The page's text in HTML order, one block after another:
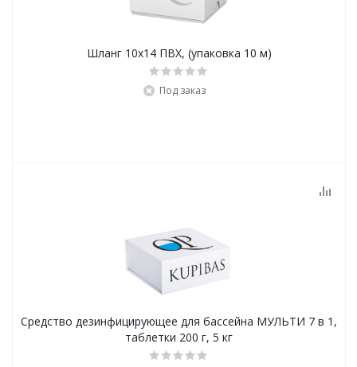
Шланг 10х14 ПВХ, (упаковка 10 м)
Под заказ
Средство дезинфицирующее для бассейна МУЛЬТИ 7 в 1,
таблетки 200 г, 5 кг